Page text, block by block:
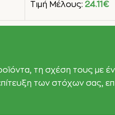
Τιμή Μέλους:24.11 €
Προσθήκη Στο Καλάθι
τη σχέση τους με
των στόχων σας,